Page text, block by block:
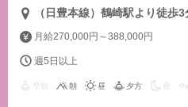
（日豊本線）鶴崎駅より徒歩3
月給270,000円～388,000円
週5日以上
朝 昼 夕方 夜